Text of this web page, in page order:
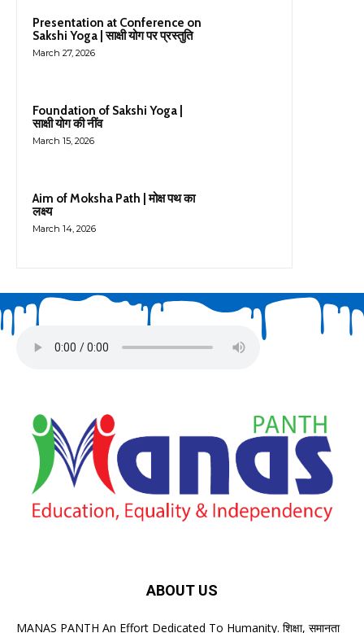
Presentation at Conference on
Sakshi Yoga | साक्षी योग पर प्रस्तुति
March 27, 2026
Foundation of Sakshi Yoga |
साक्षी योग की नींव
March 15, 2026
Aim of Moksha Path | मोक्ष पथ का
लक्ष्य
March 14, 2026
ABOUT US
MANAS PANTH An Effort Dedicated To Humanity. शिक्षा, समानता